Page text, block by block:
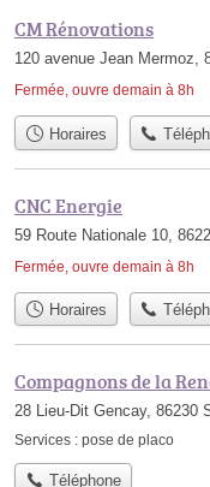
CM Rénovations
120 avenue Jean Mermoz,
Fermée, ouvre demain à 8h
Horaires
CNC Energie
59 Route Nationale 10,
Fermée, ouvre demain à 8h
Horaires
Compagnons de la
28 Lieu-Dit Gencay, 86230
Services : pose de placo
Téléphone